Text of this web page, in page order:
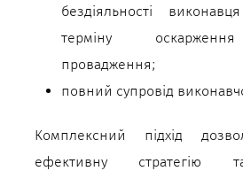
бездіяльності
терміну
провадження;
повний супровід
Комплексний підхід
ефективну стратегію